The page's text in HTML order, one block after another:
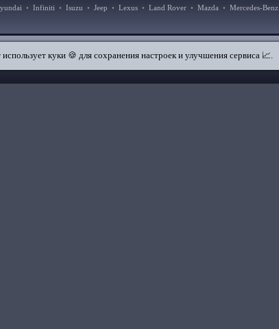
• Infiniti • Isuzu • Jeep • Lexus • Land Rover • Mazda • Mercedes-Benz
Добавить в закладки
использует куки 🍪 для сохранения настроек и улучшения сервиса 📈.